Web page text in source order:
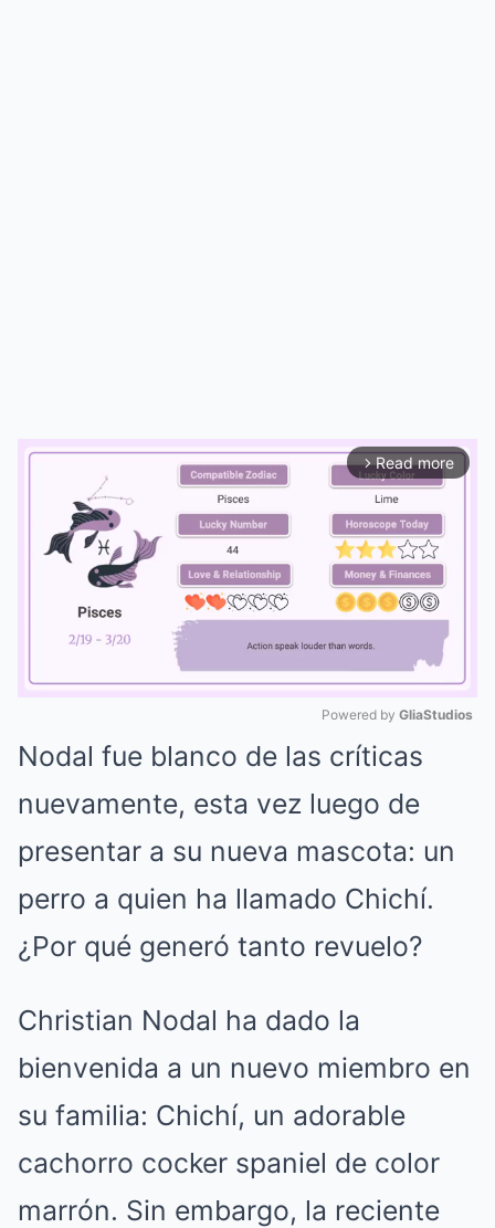
arrow_forward_ios Read more
Mute
Powered by GliaStudios
Nodal fue blanco de las críticas
nuevamente, esta vez luego de
presentar a su nueva mascota: un
perro a quien ha llamado Chichí.
¿Por qué generó tanto revuelo?
Christian Nodal ha dado la
bienvenida a un nuevo miembro en
su familia: Chichí, un adorable
cachorro cocker spaniel de color
marrón. Sin embargo, la reciente